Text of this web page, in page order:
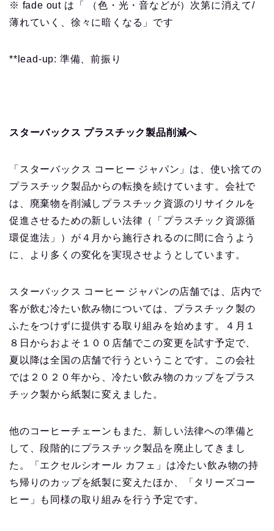
※ fade out は「 （色・光・音などが）次第に消えて/
薄れていく、徐々に暗くなる」です
**lead-up: 準備、前振り
スターバックス プラスチック製品削減へ
「スターバックス コーヒー ジャパン」は、使い捨ての
プラスチック製品からの転換を続けています。会社で
は、廃棄物を削減しプラスチック資源のリサイクルを
促進させるための新しい法律（「プラスチック資源循
環促進法」）が４月から施行されるのに間に合うよう
に、より多くの変化を実現させようとしています。
スターバックス コーヒー ジャパンの店舗では、店内で
客が飲む冷たい飲み物については、プラスチック製の
ふたをつけずに提供する取り組みを始めます。４月１
８日からおよそ１００店舗でこの変更を試す予定で、
夏以降は全国の店舗で行うということです。この会社
では２０２０年から、冷たい飲み物のカップをプラス
チック製から紙製に変えました。
他のコーヒーチェーンもまた、新しい法律への準備と
して、段階的にプラスチック製品を廃止してきまし
た。「エクセルシオール カフェ」は冷たい飲み物の持
ち帰りのカップを紙製に変えたほか、「タリーズコー
ヒー」も同様の取り組みを行う予定です。